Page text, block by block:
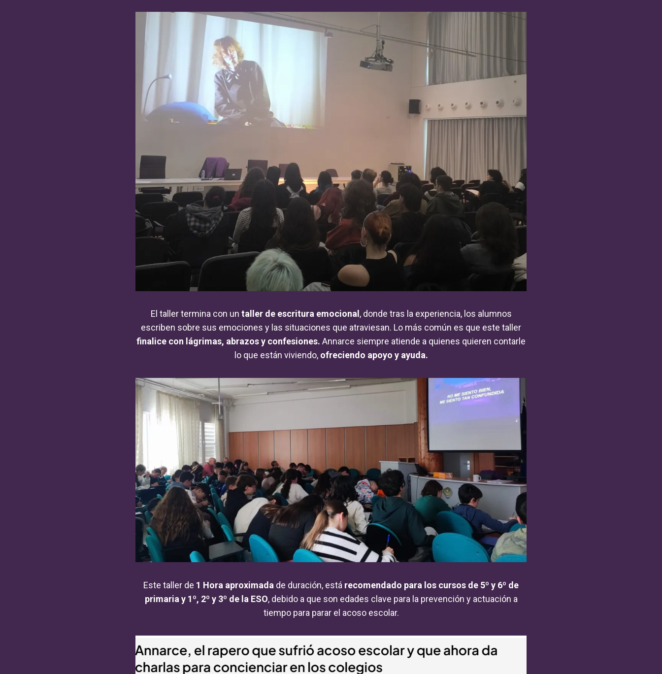
El taller termina con un taller de escritura emocional, donde tras la experiencia, los alumnos
escriben sobre sus emociones y las situaciones que atraviesan. Lo más común es que este taller
finalice con lágrimas, abrazos y confesiones. Annarce siempre atiende a quienes quieren contarle
lo que están viviendo, ofreciendo apoyo y ayuda.
Este taller de 1 Hora aproximada de duración, está recomendado para los cursos de 5º y 6º de
primaria y 1º, 2º y 3º de la ESO, debido a que son edades clave para la prevención y actuación a
tiempo para parar el acoso escolar.